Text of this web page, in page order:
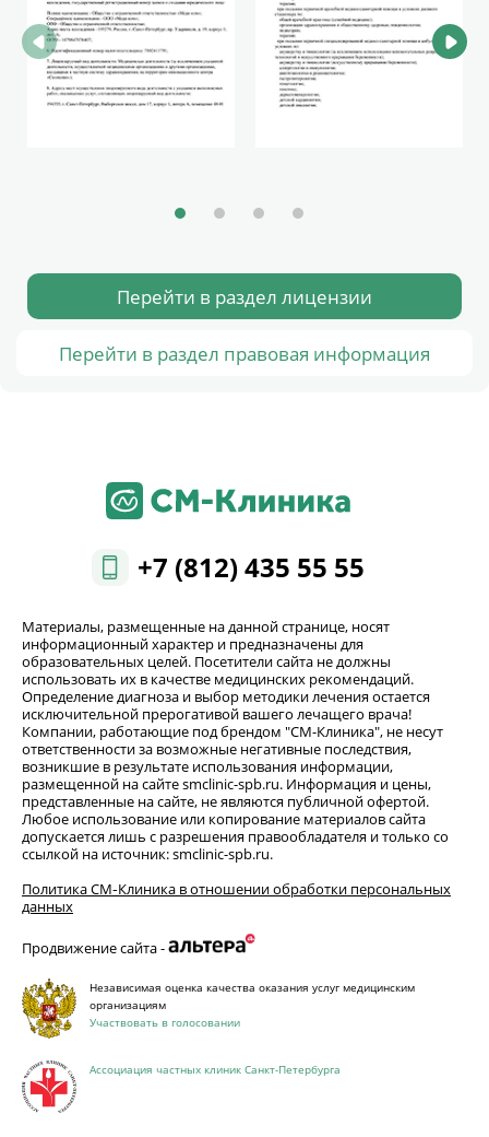
Перейти в раздел лицензии
Перейти в раздел правовая информация
+7 (812) 435 55 55
Материалы, размещенные на данной странице, носят
информационный характер и предназначены для
образовательных целей. Посетители сайта не должны
использовать их в качестве медицинских рекомендаций.
Определение диагноза и выбор методики лечения остается
исключительной прерогативой вашего лечащего врача!
Компании, работающие под брендом "СМ-Клиника", не несут
ответственности за возможные негативные последствия,
возникшие в результате использования информации,
размещенной на сайте smclinic-spb.ru. Информация и цены,
представленные на сайте, не являются публичной офертой.
Любое использование или копирование материалов сайта
допускается лишь с разрешения правообладателя и только со
ссылкой на источник: smclinic-spb.ru.
Политика СМ‑Клиника в отношении обработки персональных
данных
Продвижение сайта -
Независимая оценка качества оказания услуг медицинским
организациям
Участвовать в голосовании
Ассоциация частных клиник Санкт-Петербурга